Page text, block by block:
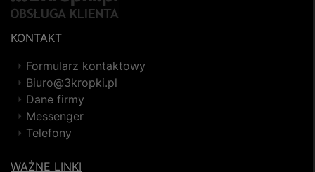
KONTAKT
Formularz kontaktowy
Biuro@3kropki.pl
Dane firmy
Messenger
Telefony
WAŻNE LINKI